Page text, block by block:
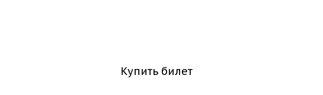
Купить билет